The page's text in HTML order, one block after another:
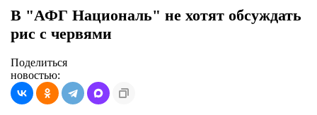
В "АФГ Националь" не хотят обсуждать
рис с червями
Поделиться
новостью: